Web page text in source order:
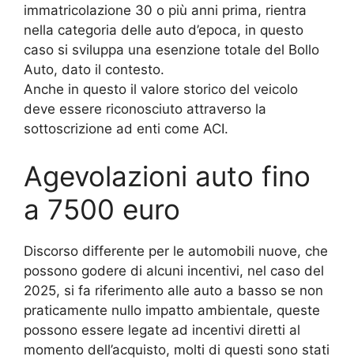
immatricolazione 30 o più anni prima, rientra
nella categoria delle auto d’epoca, in questo
caso si sviluppa una esenzione totale del Bollo
Auto, dato il contesto.
Anche in questo il valore storico del veicolo
deve essere riconosciuto attraverso la
sottoscrizione ad enti come ACI.
Agevolazioni auto fino
a 7500 euro
Discorso differente per le automobili nuove, che
possono godere di alcuni incentivi, nel caso del
2025, si fa riferimento alle auto a basso se non
praticamente nullo impatto ambientale, queste
possono essere legate ad incentivi diretti al
momento dell’acquisto, molti di questi sono stati